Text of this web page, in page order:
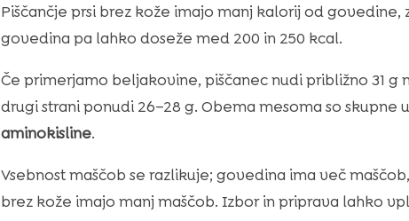
Piščančje prsi brez kože imajo manj kalorij od govedine,
govedina pa lahko doseže med 200 in 250 kcal.
Če primerjamo beljakovine, piščanec nudi približno 31 g
drugi strani ponudi 26–28 g. Obema mesoma so
aminokisline.
Vsebnost maščob se razlikuje; govedina ima več
brez kože imajo manj maščob. Izbor in priprava lahko